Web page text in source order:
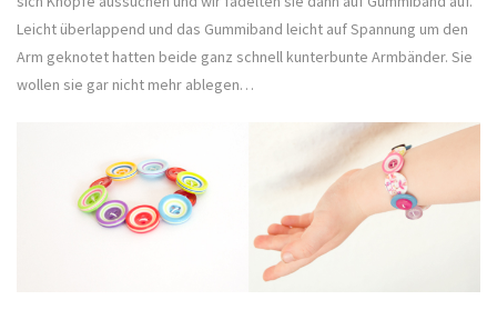
Leicht überlappend und das Gummiband leicht auf Spannung um den
Arm geknotet hatten beide ganz schnell kunterbunte Armbänder. Sie
wollen sie gar nicht mehr ablegen…